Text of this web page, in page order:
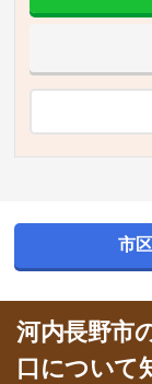
市
河内長野市
口について